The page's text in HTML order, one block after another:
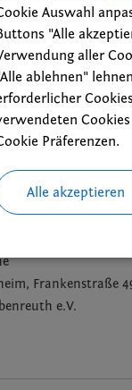
Frankenstraße
e.V.
Auswahl
"Alle
aller
ablehnen"
Präferenzen.
Alle akzeptieren